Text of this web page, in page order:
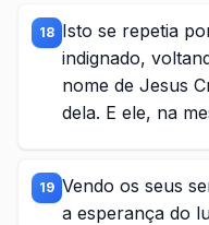
18 Isto se repetia
indignado,
nome de Jesus
dela. E ele, na
19 Vendo os seus
a esperança do